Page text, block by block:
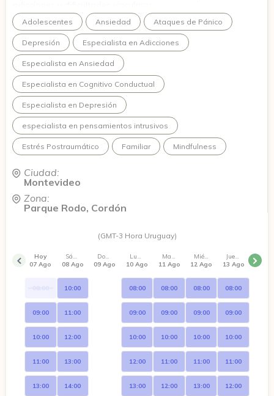
Te ofrezco un espacio de escucha, respeto y confianza,
donde podamos trabajar juntos para comprender lo que te
está pasando y empezar a construir cambios posibles y
sostenibles.
Adolescentes Ansiedad Ataques de Pánico
Depresión Especialista en Adicciones
Especialista en Ansiedad
Especialista en Cognitivo Conductual
Especialista en Depresión
especialista en pensamientos intrusivos
Estrés Postraumático Familiar Mindfulness
Ciudad:
Montevideo
Zona:
Parque Rodo, Cordón
(GMT-3 Hora Uruguay)
Hoy
07 Ago
09:00
10:00
11:00
13:00
Sábado
08 Ago
10:00
11:00
12:00
13:00
14:00
Domingo
09 Ago
Lunes
10 Ago
08:00
09:00
10:00
12:00
13:00
Martes
11 Ago
08:00
09:00
10:00
11:00
12:00
Miércoles
12 Ago
08:00
09:00
10:00
11:00
13:00
Jueves
13 Ago
08:00
09:00
10:00
11:00
12:00